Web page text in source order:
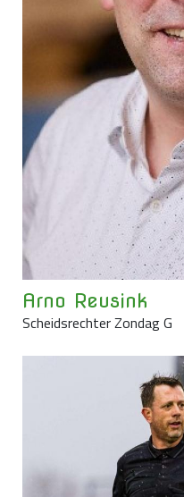
Arno Reusink
Scheidsrechter Zondag G